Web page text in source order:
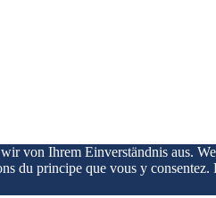
von Ihrem Einverständnis aus.
du principe que vous y